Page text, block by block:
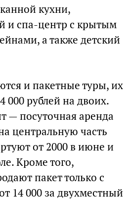
кухни,
и спа-центр с крытым
а также детский
и пакетные туры, их
000 рублей на двоих.
— посуточная аренда
центральную часть
от 2000 в июне и
Кроме того,
пакет только с
14 000 за двухместный